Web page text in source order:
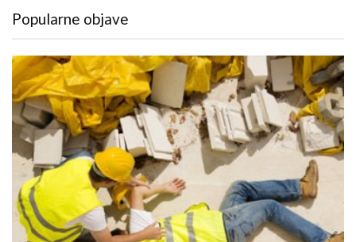
Popularne objave